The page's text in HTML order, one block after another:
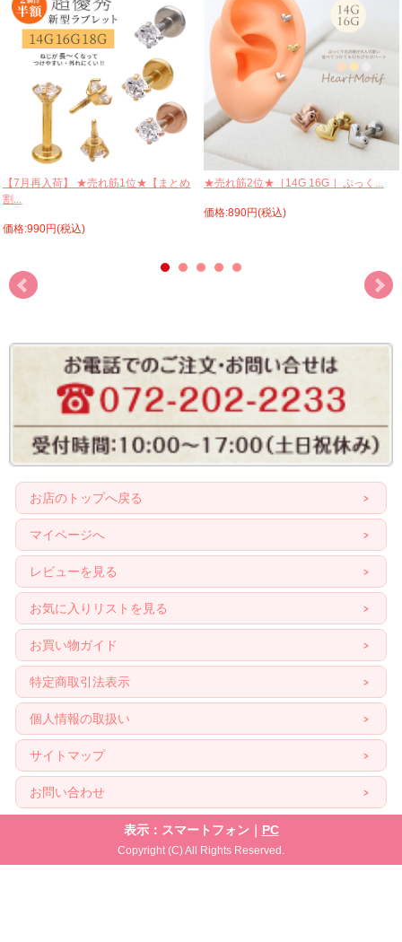
【7月再入荷】 ★売れ筋1位★【まとめ
割...
価格:990円(税込)
★売れ筋2位★［14G 16G ］ぷっく...
価格:890円(税込)
お店のトップへ戻る
マイページへ
レビューを見る
お気に入りリストを見る
お買い物ガイド
特定商取引法表示
個人情報の取扱い
サイトマップ
お問い合わせ
表示：スマートフォン｜ PC
Copyright (C) All Rights Reserved.